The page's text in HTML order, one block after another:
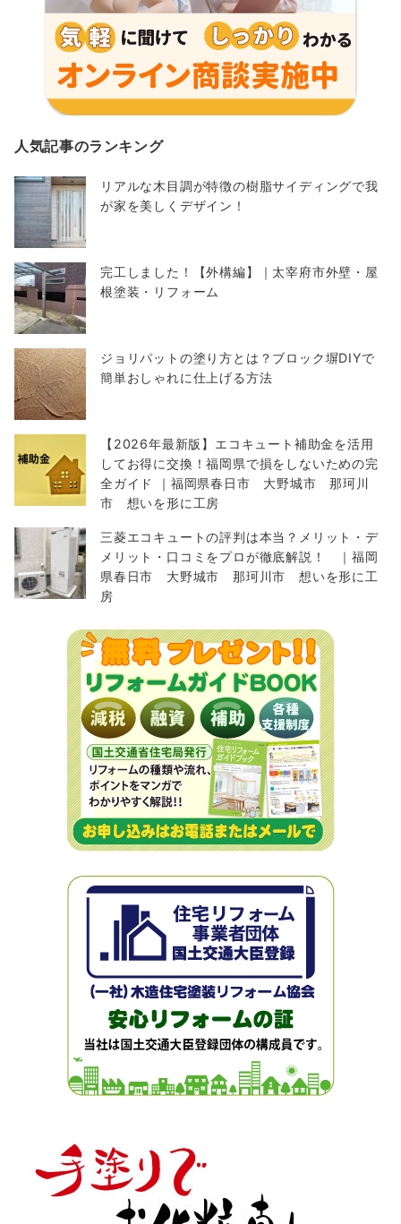
人気記事のランキング
リアルな木目調が特徴の樹脂サイディングで我
が家を美しくデザイン！
完工しました！【外構編】｜太宰府市外壁・屋
根塗装・リフォーム
ジョリパットの塗り方とは？ブロック塀DIYで
簡単おしゃれに仕上げる方法
【2026年最新版】エコキュート補助金を活用
してお得に交換！福岡県で損をしないための完
全ガイド ｜福岡県春日市 大野城市 那珂川
市 想いを形に工房
三菱エコキュートの評判は本当？メリット・デ
メリット・口コミをプロが徹底解説！ ｜福岡
県春日市 大野城市 那珂川市 想いを形に工
房